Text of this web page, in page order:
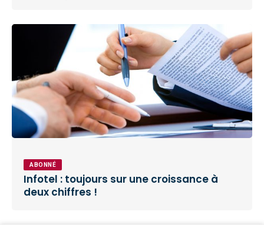
ABONNÉ
Infotel : toujours sur une croissance à
deux chiffres !